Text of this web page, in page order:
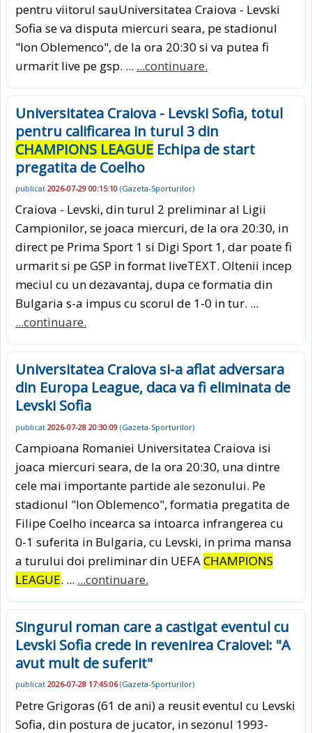
pentru viitorul sauUniversitatea Craiova - Levski
Sofia se va disputa miercuri seara, pe stadionul
"Ion Oblemenco", de la ora 20:30 si va putea fi
urmarit live pe gsp. ... ...continuare.
Universitatea Craiova - Levski Sofia, totul
pentru calificarea in turul 3 din
CHAMPIONS LEAGUE Echipa de start
pregatita de Coelho
publicat 2026-07-29 00:15:10 (Gazeta-Sporturilor)
Craiova - Levski, din turul 2 preliminar al Ligii
Campionilor, se joaca miercuri, de la ora 20:30, in
direct pe Prima Sport 1 si Digi Sport 1, dar poate fi
urmarit si pe GSP in format liveTEXT. Oltenii incep
meciul cu un dezavantaj, dupa ce formatia din
Bulgaria s-a impus cu scorul de 1-0 in tur. ...
...continuare.
Universitatea Craiova si-a aflat adversara
din Europa League, daca va fi eliminata de
Levski Sofia
publicat 2026-07-28 20:30:09 (Gazeta-Sporturilor)
Campioana Romaniei Universitatea Craiova isi
joaca miercuri seara, de la ora 20:30, una dintre
cele mai importante partide ale sezonului. Pe
stadionul "Ion Oblemenco", formatia pregatita de
Filipe Coelho incearca sa intoarca infrangerea cu
0-1 suferita in Bulgaria, cu Levski, in prima mansa
a turului doi preliminar din UEFACHAMPIONS
LEAGUE. ... ...continuare.
Singurul roman care a castigat eventul cu
Levski Sofia crede in revenirea Craiovei: "A
avut mult de suferit"
publicat 2026-07-28 17:45:06(Gazeta-Sporturilor)
Petre Grigoras (61 de ani) a reusit eventul cu Levski
Sofia, din postura de jucator, in sezonul 1993-